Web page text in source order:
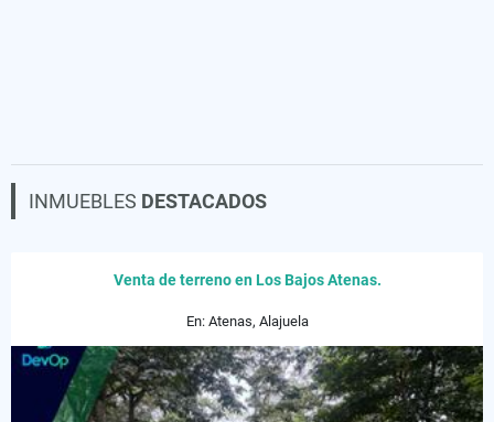
INMUEBLES DESTACADOS
Venta de terreno en Los Bajos Atenas.
En: Atenas, Alajuela